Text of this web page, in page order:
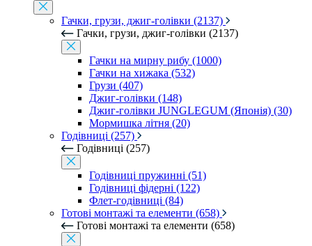
Гачки, грузи, джиг-голівки (2137)
Гачки, грузи, джиг-голівки (2137)
Гачки на мирну рибу (1000)
Гачки на хижака (532)
Грузи (407)
Джиг-голівки (148)
Джиг-голівки JUNGLEGUM (Японія) (30)
Мормишка літня (20)
Годівниці (257)
Годівниці (257)
Годівниці пружинні (51)
Годівниці фідерні (122)
Флет-годівниці (84)
Готові монтажі та елементи (658)
Готові монтажі та елементи (658)